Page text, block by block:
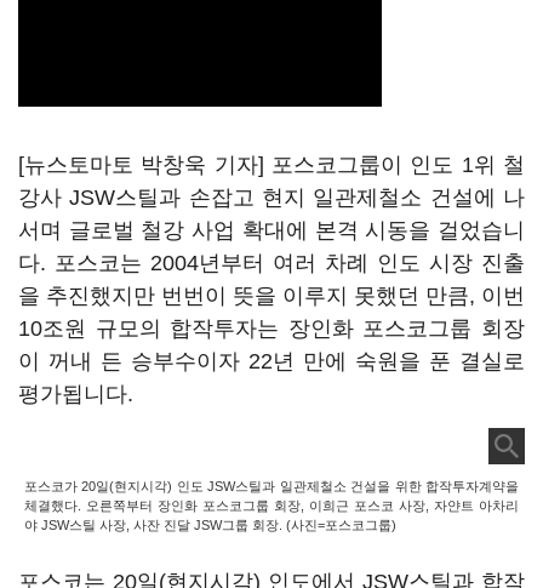
[뉴스토마토 박창욱 기자] 포스코그룹이 인도 1위 철
강사 JSW스틸과 손잡고 현지 일관제철소 건설에 나
서며 글로벌 철강 사업 확대에 본격 시동을 걸었습니
다. 포스코는 2004년부터 여러 차례 인도 시장 진출
을 추진했지만 번번이 뜻을 이루지 못했던 만큼, 이번
10조원 규모의 합작투자는 장인화 포스코그룹 회장
이 꺼내 든 승부수이자 22년 만에 숙원을 푼 결실로
평가됩니다.
포스코가 20일(현지시각) 인도 JSW스틸과 일관제철소 건설을 위한 합작투자계약을
체결했다. 오른쪽부터 장인화 포스코그룹 회장, 이희근 포스코 사장, 자얀트 아차리
야 JSW스틸 사장, 사잔 진달 JSW그룹 회장. (사진=포스코그룹)
포스코는 20일(현지시각) 인도에서 JSW스틸과 합작